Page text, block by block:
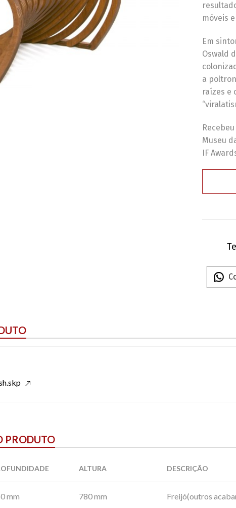
móveis
Em
Oswald
a
raízes e
Museu
IF
PRODUTO
ALTURA DESCRIÇÃO
mm 780 mm Freijó(outros